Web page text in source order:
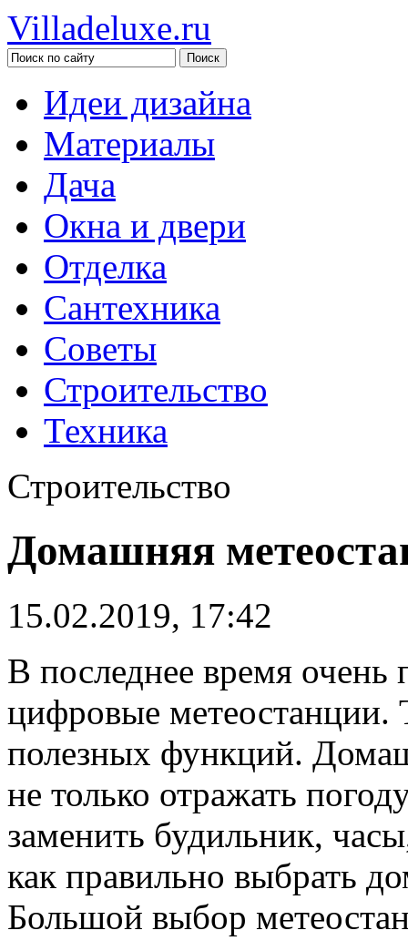
Villadeluxe.ru
Идеи дизайна
Материалы
Дача
Окна и двери
Отделка
Сантехника
Советы
Строительство
Техника
Строительство
Домашняя
15.02.2019, 17:42
В последнее время
цифровые метеостанции.
полезных функций.
не только отражать
заменить будильник,
как правильно выбрать
Большой выбор